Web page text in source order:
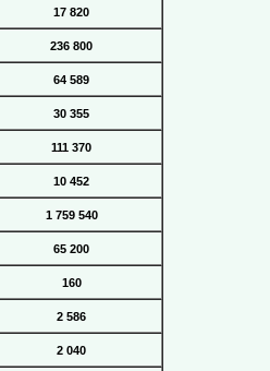
17 820
236 800
64 589
30 355
111 370
10 452
1 759 540
65 200
160
2 586
2 040